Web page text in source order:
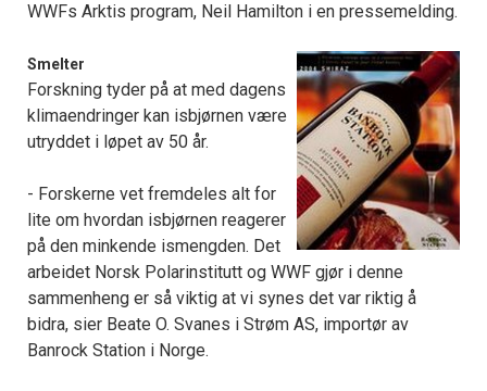
WWFs Arktis program, Neil Hamilton i en pressemelding.
Smelter
Forskning tyder på at med dagens
klimaendringer kan isbjørnen være
utryddet i løpet av 50 år.
- Forskerne vet fremdeles alt for
lite om hvordan isbjørnen reagerer
på den minkende ismengden. Det
arbeidet Norsk Polarinstitutt og WWF gjør i denne
sammenheng er så viktig at vi synes det var riktig å
bidra, sier Beate O. Svanes i Strøm AS, importør av
Banrock Station i Norge.